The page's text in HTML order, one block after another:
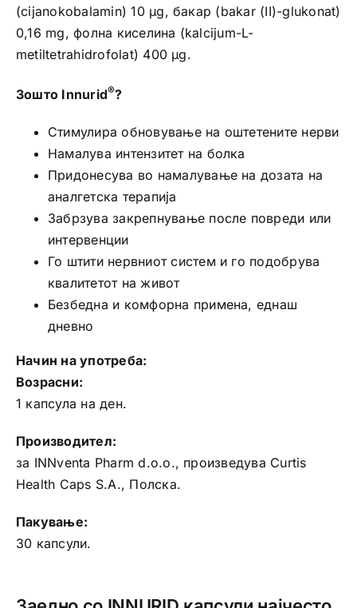
(cijanokobalamin) 10 μg, бакар (bakar (II)-glukonat)
0,16 mg, фолна киселина (kalcijum-L-
metiltetrahidrofolat) 400 μg.
Зошто Innurid®?
Стимулира обновување на оштетените нерви
Намалува интензитет на болка
Придонесува во намалување на дозата на
аналгетска терапија
Забрзува закрепнување после повреди или
интервенции
Го штити нервниот систем и го подобрува
квалитетот на живот
Безбедна и комфорна примена, еднаш
дневно
Начин на употреба:
Возрасни:
1 капсула на ден.
Производител:
за INNventa Pharm d.o.o., произведува Curtis
Health Caps S.A., Полска.
Пакување:
30 капсули.